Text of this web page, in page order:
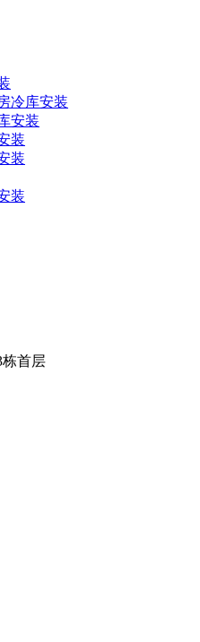
冷库安装
安装
装
装
装
首层